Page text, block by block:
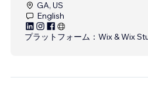
GA, US
English
プラットフォーム： Wix & Wix